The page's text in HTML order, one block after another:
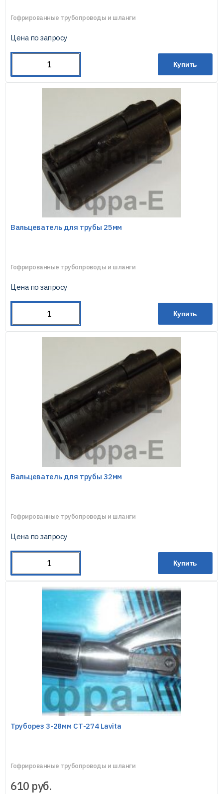
Гофрированные трубопроводы и шланги
Цена по запросу
Купить
Вальцеватель для трубы 25мм
Гофрированные трубопроводы и шланги
Цена по запросу
Купить
Вальцеватель для трубы 32мм
Гофрированные трубопроводы и шланги
Цена по запросу
Купить
Труборез 3-28мм СТ-274 Lavita
Гофрированные трубопроводы и шланги
610 руб.